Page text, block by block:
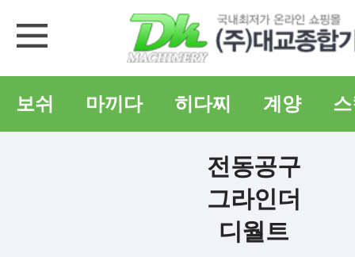
보쉬 마끼다 히다찌 계양
전동공구
그라인더
디월트